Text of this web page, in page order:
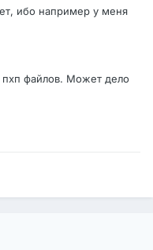
ибо например у меня
пхп файлов. Может дело